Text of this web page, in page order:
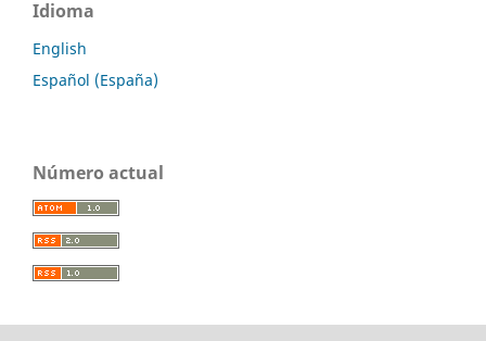
Idioma
English
Español (España)
Número actual